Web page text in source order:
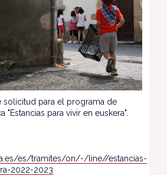
para el programa de
"Estancias para vivir en euskera".
es/tramites/on/-/line//estancias-
2022-2023